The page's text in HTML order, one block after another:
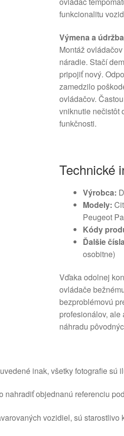
funkcionalitu
Výmena a
Montáž
náradie. Stačí
pripojiť nový.
zamedzilo
ovládačov.
vniknutie nečistôt
funkčnosti.
Technické
Výrobca:
Modely:
Peugeot
Kódy
Ďalšie
osobitne)
Vďaka odolnej
ovládače
bezproblémovú
profesionálov,
náhradu
inak, všetky fotografie sú
nahradiť objednanú referenciu
vozidiel, sú